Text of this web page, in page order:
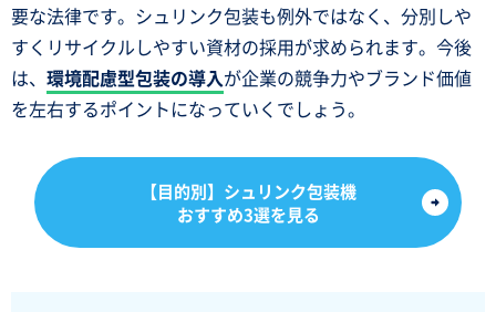
要な法律です。シュリンク包装も例外ではなく、分別しや
すくリサイクルしやすい資材の採用が求められます。今後
は、 環境配慮型包装の導入が企業の競争力やブランド価値
を左右するポイントになっていくでしょう。
【目的別】シュリンク包装機
おすすめ3選を見る